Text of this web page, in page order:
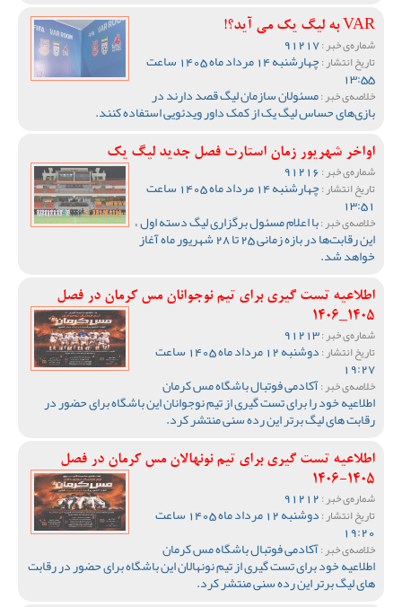
VAR به لیگ یک می آید؟!
شماره‌ی خبر :
تاریخ انتشار : چهارشنبه 14 مرداد ماه 1405 ساعت
13:55
خلاصه‌ی خبر :مسئولان سازمان لیگ قصد دارند در
بازی‌های حساس لیگ یک از کمک داور ویدئویی استفاده کنند.
اواخر شهریور زمان استارت فصل جدید لیگ یک
شماره‌ی خبر :
تاریخ انتشار : چهارشنبه 14 مرداد ماه 1405 ساعت
13:51
خلاصه‌ی خبر :با اعلام مسئول برگزاری لیگ دسته اول ،
این رقابت‌ها در بازه زمانی 25 تا 28 شهریور ماه آغاز
خواهد شد.
اطلاعیه تست گیری برای تیم نوجوانان مس کرمان در فصل
1405_1406
شماره‌ی خبر :
تاریخ انتشار : دوشنبه 12 مرداد ماه 1405 ساعت
19:27
خلاصه‌ی خبر :آکادمی فوتبال باشگاه مس کرمان
اطلاعیه خود را برای تست گیری از تیم نوجوانان این باشگاه برای حضور در
رقابت های لیگ برتر این رده سنی منتشر کرد.
اطلاعیه تست گیری برای تیم نونهالان مس کرمان در فصل
1405-1406
شماره‌ی خبر :
تاریخ انتشار : دوشنبه 12 مرداد ماه 1405 ساعت
19:20
خلاصه‌ی خبر :آکادمی فوتبال باشگاه مس کرمان
اطلاعیه خود برای تست گیری از تیم نونهالان این باشگاه برای حضور در رقابت
های لیگ برتر این رده سنی منتشر کرد.